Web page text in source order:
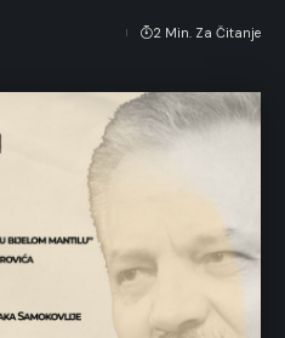
2 Min. Za Čitanje